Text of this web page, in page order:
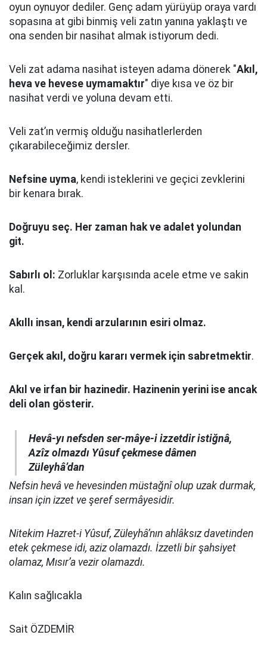
oyun oynuyor dediler. Genç adam yürüyüp oraya vardı
sopasına at gibi binmiş veli zatın yanına yaklaştı ve
ona senden bir nasihat almak istiyorum dedi.
Veli zat adama nasihat isteyen adama dönerek "Akıl,
heva ve hevese uymamaktır" diye kısa ve öz bir
nasihat verdi ve yoluna devam etti.
Veli zat’ın vermiş olduğu nasihatlerlerden
çıkarabileceğimiz dersler.
Nefsine uyma, kendi isteklerini ve geçici zevklerini
bir kenara bırak.
Doğruyu seç. Her zaman hak ve adalet yolundan
git.
Sabırlı ol: Zorluklar karşısında acele etme ve sakin
kal.
Akıllı insan, kendi arzularının esiri olmaz.
Gerçek akıl, doğru kararı vermek için sabretmektir.
Akıl ve irfan bir hazinedir. Hazinenin yerini ise ancak
deli olan gösterir.
Hevâ-yı nefsden ser-mâye-i izzetdir istiğnâ,
Azîz olmazdı Yûsuf çekmese dâmen
Züleyhâ’dan
Nefsin hevâ ve hevesinden müstağnî olup uzak durmak,
insan için izzet ve şeref sermâyesidir.
Nitekim Hazret-i Yûsuf, Züleyhâ’nın ahlâksız davetinden
etek çekmese idi, aziz olamazdı. İzzetli bir şahsiyet
olamaz, Mısır’a vezir olamazdı.
Kalın sağlıcakla
Sait ÖZDEMİR